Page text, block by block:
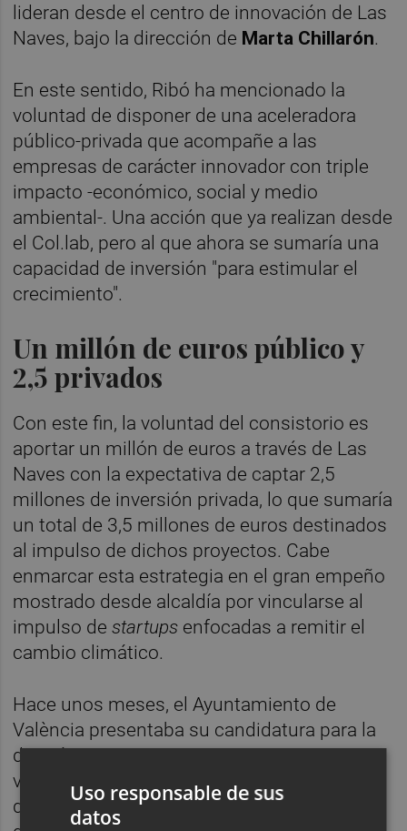
lideran desde el centro de innovación de Las
Naves, bajo la dirección de Marta Chillarón.
En este sentido, Ribó ha mencionado la
voluntad de disponer de una aceleradora
público-privada que acompañe a las
empresas de carácter innovador con triple
impacto -económico, social y medio
ambiental-. Una acción que ya realizan desde
el Col.lab, pero al que ahora se sumaría una
capacidad de inversión "para estimular el
crecimiento".
Un millón de euros público y
2,5 privados
Con este fin, la voluntad del consistorio es
aportar un millón de euros a través de Las
Naves con la expectativa de captar 2,5
millones de inversión privada, lo que sumaría
un total de 3,5 millones de euros destinados
al impulso de dichos proyectos. Cabe
enmarcar esta estrategia en el gran empeño
mostrado desde alcaldía por vincularse al
impulso destartups enfocadas a remitir el
cambio climático.
Hace unos meses, el Ayuntamiento de
València presentaba su candidatura para la
divisiónPlanet:Tech de Web Summit, una
vertical específica en sostenibilidad. En su
defensa, Ribó, señalaba que la ciudad
Uso responsable de sus
datos